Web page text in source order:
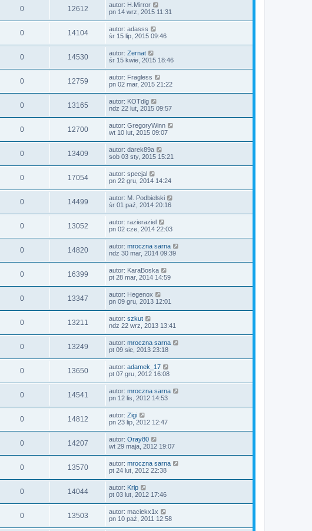
0 12612 autor: H.Mirror
pn 14 wrz, 2015 11:31
0 14104 autor: adasss
śr 15 lip, 2015 09:46
0 14530 autor: Zernat
śr 15 kwie, 2015 18:46
0 12759 autor: Fragless
pn 02 mar, 2015 21:22
0 13165 autor: KOTdlg
ndz 22 lut, 2015 09:57
0 12700 autor: GregoryWinn
wt 10 lut, 2015 09:07
0 13409 autor: darek89a
sob 03 sty, 2015 15:21
0 17054 autor: specjal
pn 22 gru, 2014 14:24
0 14499 autor: M. Podbielski
śr 01 paź, 2014 20:16
0 13052 autor: razieraziel
pn 02 cze, 2014 22:03
0 14820 autor: mroczna sarna
ndz 30 mar, 2014 09:39
0 16399 autor: KaraBoska
pt 28 mar, 2014 14:59
0 13347 autor: Hegenox
pn 09 gru, 2013 12:01
0 13211 autor: szkut
ndz 22 wrz, 2013 13:41
0 13249 autor: mroczna sarna
pt 09 sie, 2013 23:18
0 13650 autor: adamek_17
pt 07 gru, 2012 16:08
0 14541 autor: mroczna sarna
pn 12 lis, 2012 14:53
0 14812 autor: Zigi
pn 23 lip, 2012 12:47
0 14207 autor: Oray80
wt 29 maja, 2012 19:07
0 13570 autor: mroczna sarna
pt 24 lut, 2012 22:38
0 14044 autor: Krip
pt 03 lut, 2012 17:46
0 13503 autor: maciekx1x
pn 10 paź, 2011 12:58